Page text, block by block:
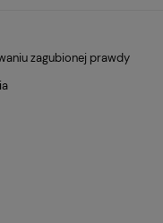
zagubionej prawdy